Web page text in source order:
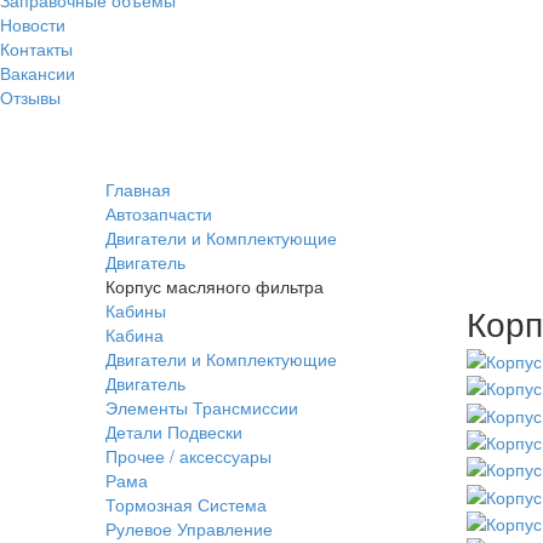
Новости
Контакты
Вакансии
Отзывы
Главная
Автозапчасти
Двигатели и Комплектующие
Двигатель
Корпус масляного фильтра
Кабины
Кабина
Двигатели и Комплектующие
Двигатель
Элементы Трансмиссии
Детали Подвески
Прочее / аксессуары
Рама
Тормозная Система
Рулевое Управление